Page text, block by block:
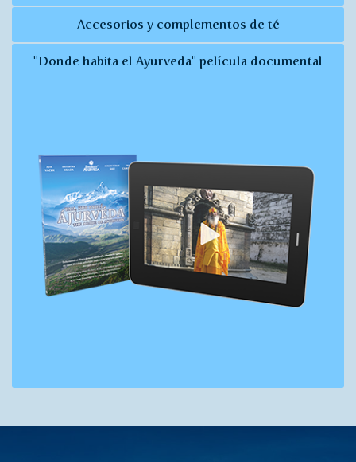
Accesorios y complementos de té
"Donde habita el Ayurveda" película documental